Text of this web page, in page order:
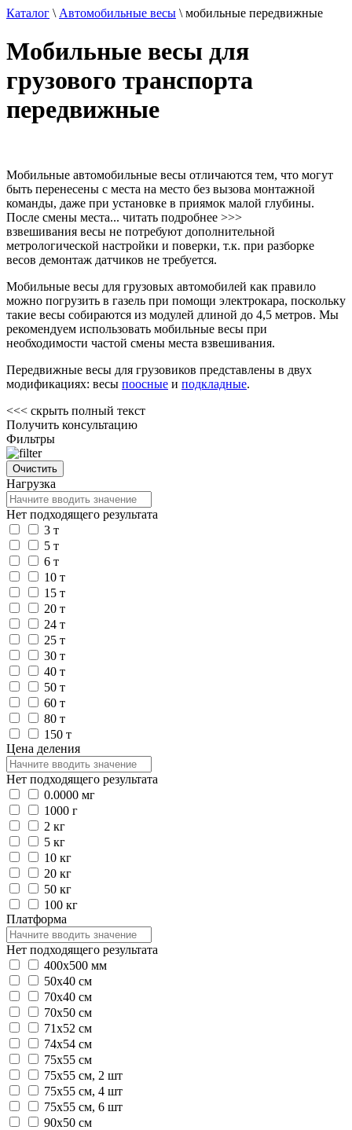
Каталог \ Автомобильные весы \ мобильные передвижные
Мобильные весы для
грузового транспорта
передвижные
Мобильные автомобильные весы отличаются тем, что могут
быть перенесены с места на место без вызова монтажной
команды, даже при установке в приямок малой глубины.
После смены места... читать подробнее >>>
взвешивания весы не потребуют дополнительной
метрологической настройки и поверки, т.к. при разборке
весов демонтаж датчиков не требуется.
Мобильные весы для грузовых автомобилей как правило
можно погрузить в газель при помощи электрокара, поскольку
такие весы собираются из модулей длиной до 4,5 метров. Мы
рекомендуем использовать мобильные весы при
необходимости частой смены места взвешивания.
Передвижные весы для грузовиков представлены в двух
модификациях: весы поосные и подкладные.
<<< скрыть полный текст
Получить консультацию
Фильтры
Нагрузка
Нет подходящего результата
3 т
5 т
6 т
10 т
15 т
20 т
24 т
25 т
30 т
40 т
50 т
60 т
80 т
150 т
Цена деления
Нет подходящего результата
0.0000 мг
1000 г
2 кг
5 кг
10 кг
20 кг
50 кг
100 кг
Платформа
Нет подходящего результата
400x500 мм
50х40 см
70х40 см
70х50 см
71х52 см
74х54 см
75х55 см
75х55 см, 2 шт
75х55 см, 4 шт
75х55 см, 6 шт
90х50 см